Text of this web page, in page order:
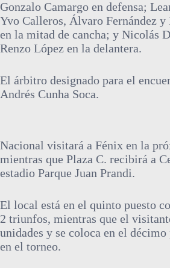
Gonzalo Camargo en defensa;
Yvo Calleros, Álvaro Fernández y
en la mitad de cancha; y Nicolás
Renzo López en la delantera.
El árbitro designado para el
Andrés Cunha Soca.
Nacional visitará a Fénix en la
mientras que Plaza C. recibirá a
estadio Parque Juan Prandi.
El local está en el quinto puesto
2 triunfos, mientras que el
unidades y se coloca en el
en el torneo.